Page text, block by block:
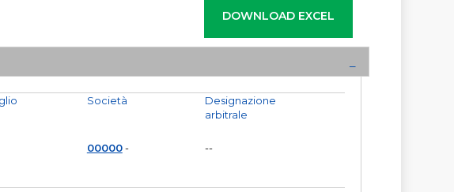
Società
00000-
Designazione
arbitrale
--